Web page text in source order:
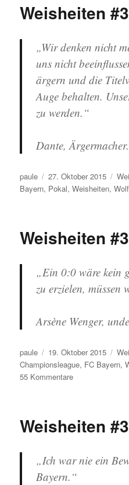
Weisheiten
„Wir denken nicht
uns nicht
ärgern und die
Auge behalten.
zu werden.“
Dante, Ärgermacher.
Autor
paule
Veröffentlicht
am
27. Oktober 2015
Bayern, Pokal,Weisheiten,
Weisheiten
„Ein 0:0 wäre kein
zu erzielen, müssen
Arsène Wenger,
Autor
paule
Veröffentlicht
am
19. Oktober 2015
Championsleague, FC Bayern,
55 Kommentarezu
Weisheiten
„Ich war nie ein
Bayern.“